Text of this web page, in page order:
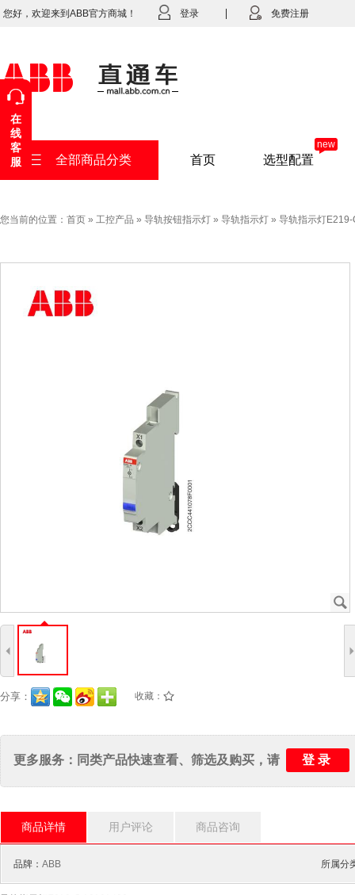
您好，欢迎来到ABB官方商城！ 登录 免费注册
全部商品分类 首页 选型配置
new
您当前的位置： 首页 » 工控产品 » 导轨按钮指示灯 » 导轨指示灯 » 导轨指示灯
J
4
分享： 收藏： /
更多服务：同类产品快速查看、筛选及购买，请 登录
商品详情 用户评论 商品咨询
品牌： ABB 所属分
在
线
客
服